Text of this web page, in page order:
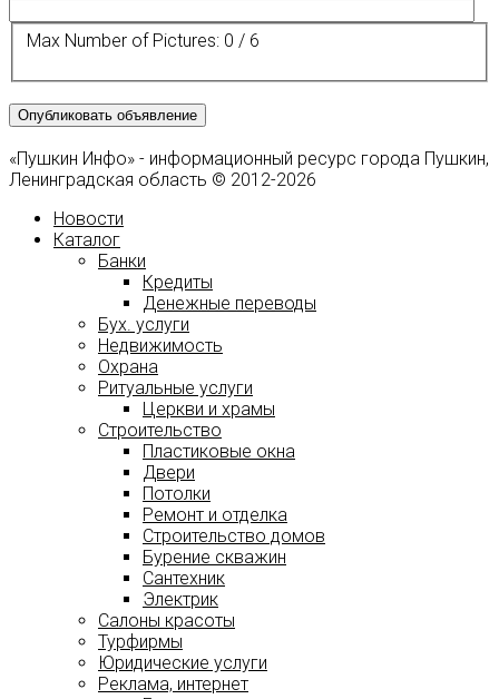
Max Number of Pictures: 0 / 6
«Пушкин Инфо» - информационный ресурс города Пушкин,
Ленинградская область © 2012-2026
Новости
Каталог
Банки
Кредиты
Денежные переводы
Бух. услуги
Недвижимость
Охрана
Ритуальные услуги
Церкви и храмы
Строительство
Пластиковые окна
Двери
Потолки
Ремонт и отделка
Строительство домов
Бурение скважин
Сантехник
Электрик
Салоны красоты
Турфирмы
Юридические услуги
Реклама, интернет